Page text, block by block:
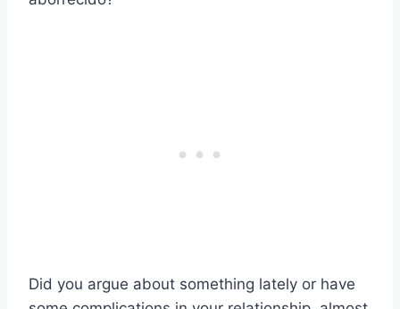
Did you argue about something lately or have